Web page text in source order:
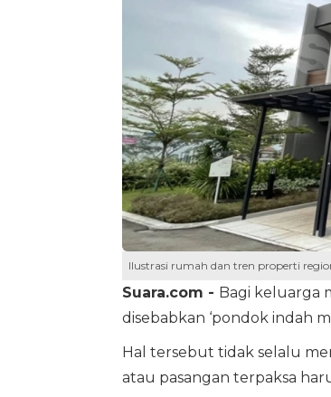
Ilustrasi rumah dan tren properti
Suara.com - Bagi keluarga
disebabkan ‘pondok indah
Hal tersebut tidak selalu
atau pasangan terpaksa